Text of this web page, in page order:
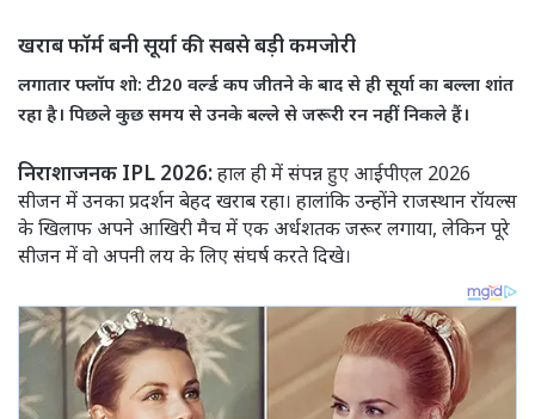
​खराब फॉर्म बनी सूर्या की सबसे बड़ी कमजोरी
​लगातार फ्लॉप शो: टी20 वर्ल्ड कप जीतने के बाद से ही सूर्या का बल्ला शांत
रहा है। पिछले कुछ समय से उनके बल्ले से जरूरी रन नहीं निकले हैं।
​निराशाजनक IPL 2026:हाल ही में संपन्न हुए आईपीएल 2026
सीजन में उनका प्रदर्शन बेहद खराब रहा। हालांकि उन्होंने राजस्थान रॉयल्स
के खिलाफ अपने आखिरी मैच में एक अर्धशतक जरूर लगाया, लेकिन पूरे
सीजन में वो अपनी लय के लिए संघर्ष करते दिखे।